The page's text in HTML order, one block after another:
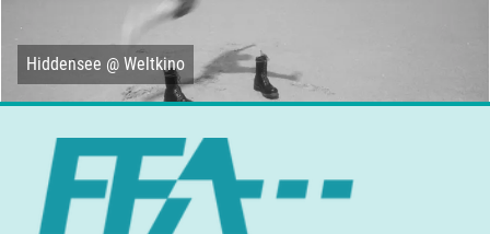
Hiddensee @ Weltkino